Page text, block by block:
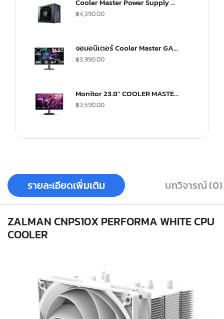
Cooler Master Power Supply V SFX 750Watt Fully Modular A/EU Cable Gold
฿4,390.00
จอมอนิเตอร์ Cooler Master GA2501 Gaming Monitor (IPS 100Hz)
฿3,990.00
Monitor 23.8'' COOLER MASTER GA241
฿3,590.00
รายละเอียดเพิ่มเติม บทวิจารณ์ (0)
ZALMAN CNPS10X PERFORMA WHITE CPU
COOLER